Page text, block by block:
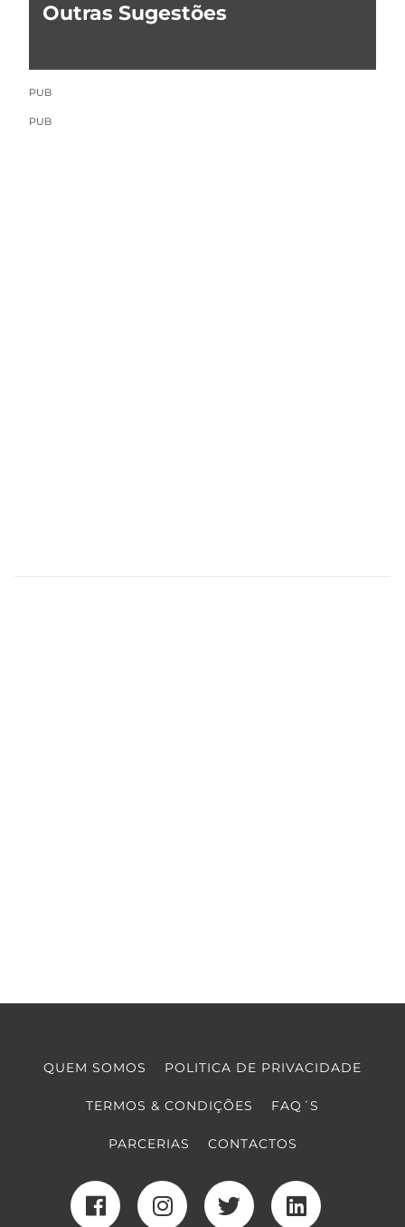
Outras Sugestões
PUB
PUB
QUEM SOMOS POLITICA DE PRIVACIDADE
TERMOS & CONDIÇÕES FAQ´S
PARCERIAS CONTACTOS